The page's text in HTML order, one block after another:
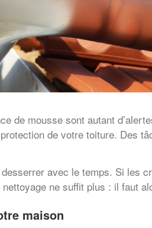
de mousse sont autant
de votre toiture. Des
avec le temps. Si les
nettoyage ne suffit plus : il faut
maison